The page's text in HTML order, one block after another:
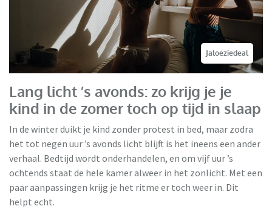
Jaloeziedeal
Lang licht ’s avonds: zo krijg je je
kind in de zomer toch op tijd in slaap
In de winter duikt je kind zonder protest in bed, maar zodra
het tot negen uur ’s avonds licht blijft is het ineens een ander
verhaal. Bedtijd wordt onderhandelen, en om vijf uur ’s
ochtends staat de hele kamer alweer in het zonlicht. Met een
paar aanpassingen krijg je het ritme er toch weer in. Dit
helpt echt.